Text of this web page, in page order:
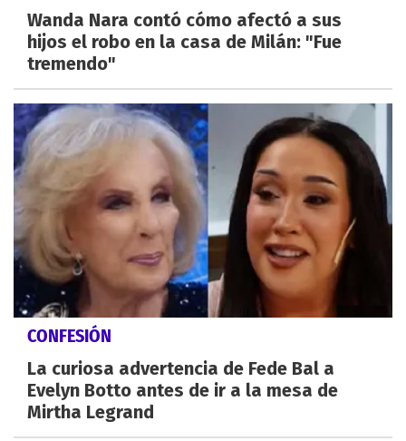
Wanda Nara contó cómo afectó a sus
hijos el robo en la casa de Milán: "Fue
tremendo"
CONFESIÓN
La curiosa advertencia de Fede Bal a
Evelyn Botto antes de ir a la mesa de
Mirtha Legrand